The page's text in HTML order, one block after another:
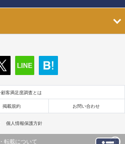
顧客満足度調査とは
掲載規約 お問い合わせ
個人情報保護方針
転載について